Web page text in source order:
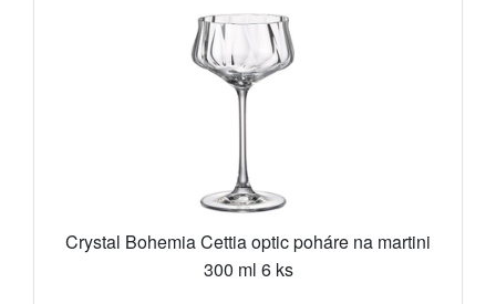
Crystal Bohemia Cettia optic poháre na martini
300 ml 6 ks